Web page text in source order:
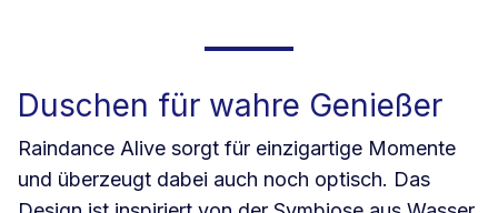
Duschen für wahre Genießer
Raindance Alive sorgt für einzigartige Momente
und überzeugt dabei auch noch optisch. Das